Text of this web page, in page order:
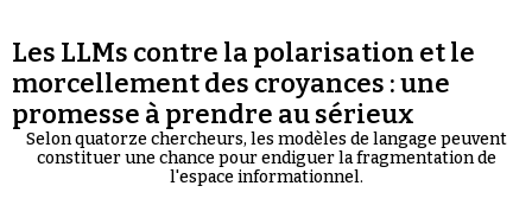
Les LLMs contre la polarisation et le
morcellement des croyances : une
promesse à prendre au sérieux
Selon quatorze chercheurs, les modèles de langage peuvent
constituer une chance pour endiguer la fragmentation de
l'espace informationnel.